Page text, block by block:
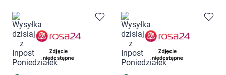
Zabawki
Sprzęt medyczny